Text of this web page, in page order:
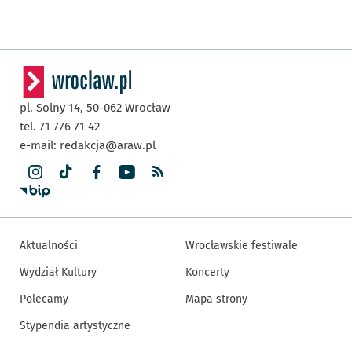
pl. Solny 14, 50-062 Wrocław
tel. 71 776 71 42
e-mail: redakcja@araw.pl
Aktualności
Wydział Kultury
Polecamy
Stypendia artystyczne
Wrocławskie festiwale
Koncerty
Mapa strony